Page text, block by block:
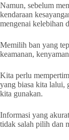
Namun, sebelum
kendaraan
mengenai kelebihan
Memilih ban yang
keamanan,
Kita perlu
yang biasa kita lalui,
kita gunakan.
Informasi yang
tidak salah pilih dan